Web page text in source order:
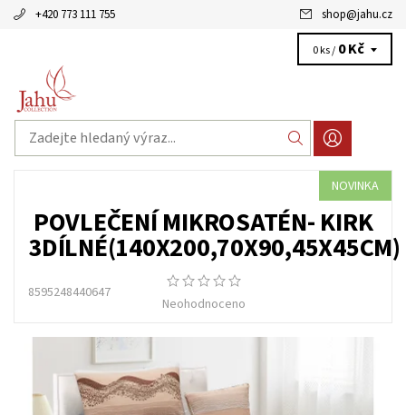
+420 773 111 755 shop@jahu.cz
0 ks / 0 Kč
NOVINKA
POVLEČENÍ MIKROSATÉN- KIRK
3DÍLNÉ(140X200,70X90,45X45CM)
8595248440647
Neohodnoceno